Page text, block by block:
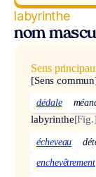
labyrinthe
nom
Sens
[Sens
dédale
labyrinthe[Fig.]
écheveau
enchevêtrement